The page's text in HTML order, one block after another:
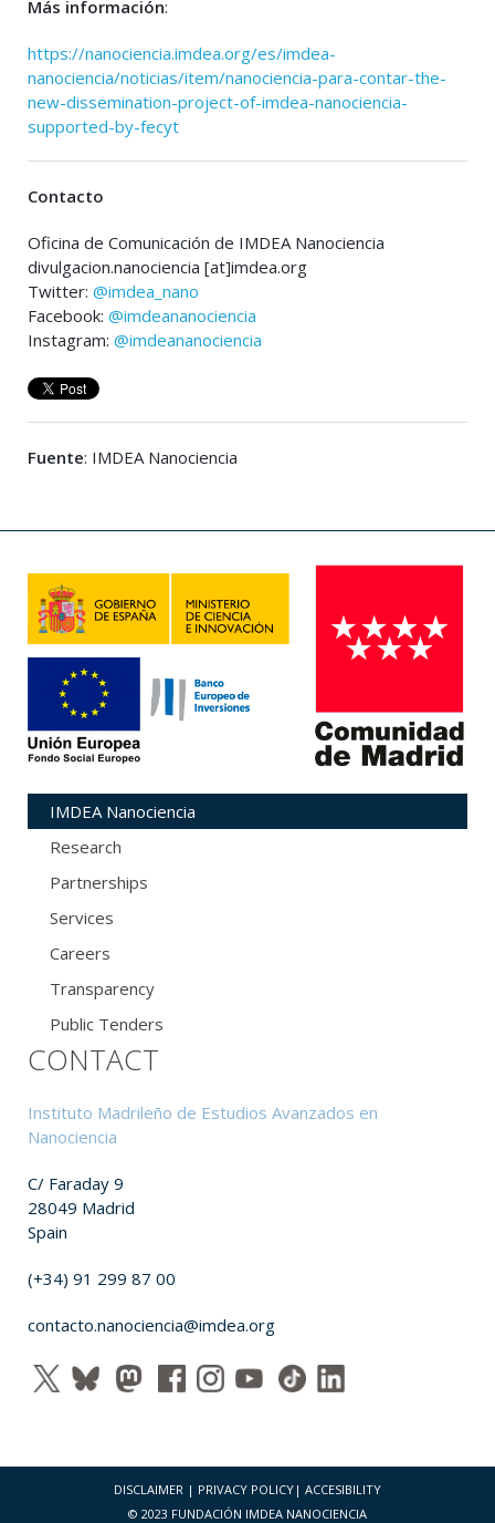
Más información:
https://nanociencia.imdea.org/es/imdea-
nanociencia/noticias/item/nanociencia-para-contar-the-
new-dissemination-project-of-imdea-nanociencia-
supported-by-fecyt
Contacto
Oficina de Comunicación de IMDEA Nanociencia
divulgacion.nanociencia [at]imdea.org
Twitter: @imdea_nano
Facebook: @imdeananociencia
Instagram: @imdeananociencia
Fuente: IMDEA Nanociencia
IMDEA Nanociencia
Research
Partnerships
Services
Careers
Transparency
Public Tenders
CONTACT
Instituto Madrileño de Estudios Avanzados en
Nanociencia
C/ Faraday 9
28049 Madrid
Spain
(+34) 91 299 87 00
contacto.nanociencia@imdea.org
DISCLAIMER | PRIVACY POLICY | ACCESIBILITY
© 2023 FUNDACIÓN IMDEA NANOCIENCIA